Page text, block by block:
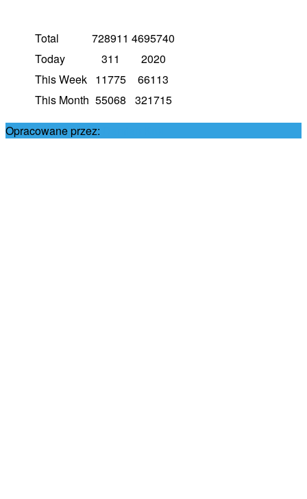
Total 728911 4695740
Today
311
2020
This Week 11775
66113
This Month 55068
321715
Opracowane przez: